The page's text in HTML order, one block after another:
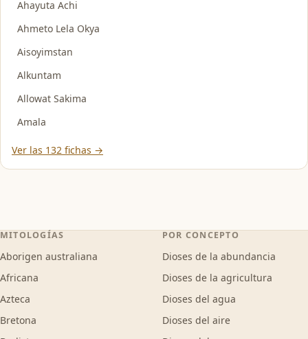
Ahayuta Achi
Ahmeto Lela Okya
Aisoyimstan
Alkuntam
Allowat Sakima
Amala
Ver las 132 fichas →
MITOLOGÍAS
Aborigen australiana
Africana
Azteca
Bretona
POR CONCEPTO
Dioses de la abundancia
Dioses de la agricultura
Dioses del agua
Dioses del aire